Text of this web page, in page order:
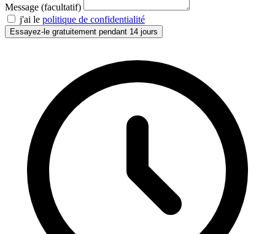
Message (facultatif)
j'ai le politique de confidentialité
Essayez-le gratuitement pendant 14 jours